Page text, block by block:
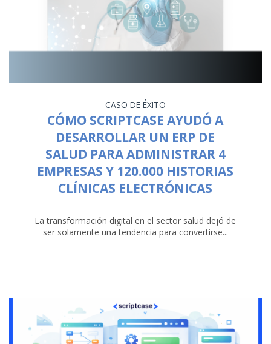
CASO DE ÉXITO
CÓMO SCRIPTCASE AYUDÓ A
DESARROLLAR UN ERP DE
SALUD PARA ADMINISTRAR 4
EMPRESAS Y 120.000 HISTORIAS
CLÍNICAS ELECTRÓNICAS
La transformación digital en el sector salud dejó de
ser solamente una tendencia para convertirse...